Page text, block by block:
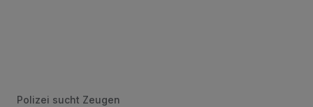
Polizei sucht Zeugen